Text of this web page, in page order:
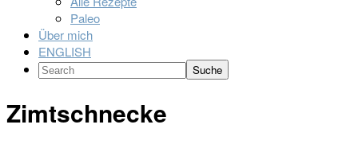
Paleo
Über mich
ENGLISH
Search
Zimtschnecke